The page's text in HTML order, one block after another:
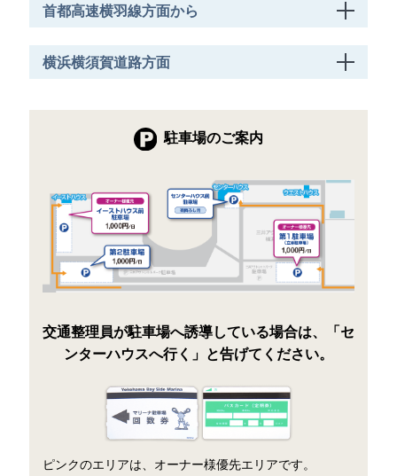
首都高速横羽線方面から
横浜横須賀道路方面
駐車場のご案内
交通整理員が駐車場へ誘導している場合は、「セ
ンターハウスへ行く」と告げてください。
ピンクのエリアは、オーナー様優先エリアです。